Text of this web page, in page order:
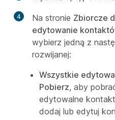
4 Na stronie Zbiorcze
edytowanie
wybierz jedną z
rozwijanej:
Wszystkie
Pobierz, aby
edytowalne
dodaj lub edytuj